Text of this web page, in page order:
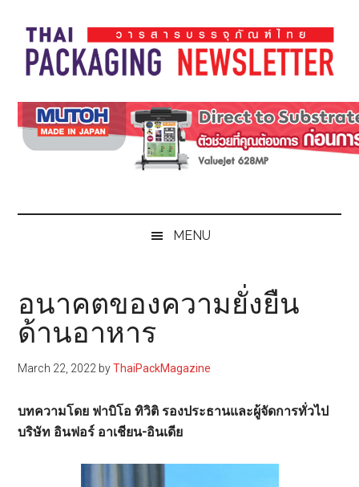
main
content
secondary
menu
primary
sidebar
footer
Thai
Pack
Magazine
Pack
Magazine
MENU
อนาคตของความยั่งยืน
ด้านอาหาร
March 22, 2022 byThaiPackMagazine
บทความโดย ฟาบิโอ ทิวิติ รองประธานและผู้จัดการทั่วไป
บริษัท อินฟอร์ อาเชียน-อินเดีย